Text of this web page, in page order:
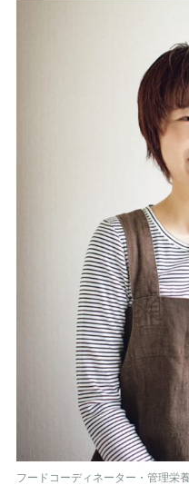
フードコーディネーター・管理栄